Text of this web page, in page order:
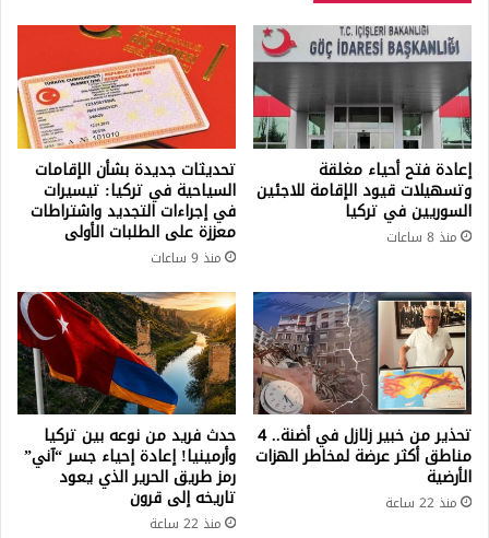
إعادة فتح أحياء مغلقة
وتسهيلات قيود الإقامة للاجئين
السوريين في تركيا
منذ 8 ساعات
تحديثات جديدة بشأن الإقامات
السياحية في تركيا: تيسيرات
في إجراءات التجديد واشتراطات
معززة على الطلبات الأولى
منذ 9 ساعات
تحذير من خبير زلازل في أضنة.. 4
مناطق أكثر عرضة لمخاطر الهزات
الأرضية
منذ 22 ساعة
حدث فريد من نوعه بين تركيا
وأرمينيا! إعادة إحياء جسر “آني”
رمز طريق الحرير الذي يعود
تاريخه إلى قرون
منذ 22 ساعة